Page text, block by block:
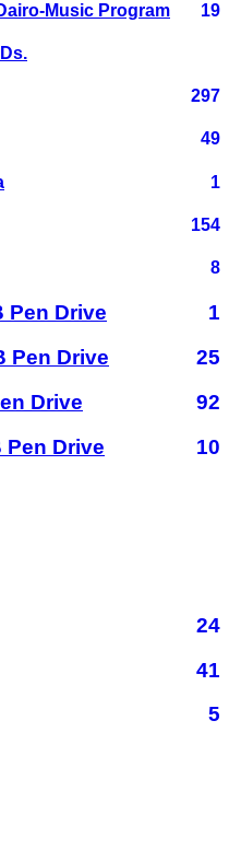
Music Program 19
297
49
1
154
8
Pen Drive
1
Pen Drive
25
Drive
92
Pen Drive
10
24
41
5